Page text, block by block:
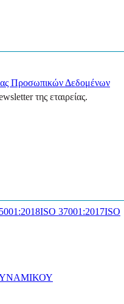
Προσωπικών Δεδομένων
της εταιρείας.
ISO 37001:2017ISO